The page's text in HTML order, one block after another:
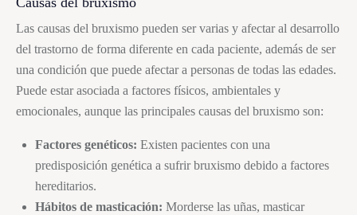
Las causas del bruxismo pueden ser varias y afectar al desarrollo
del trastorno de forma diferente en cada paciente, además de ser
una condición que puede afectar a personas de todas las edades.
Puede estar asociada a factores físicos, ambientales y
emocionales, aunque las principales causas del bruxismo son:
Factores genéticos: Existen pacientes con una
predisposición genética a sufrirbruxismo debido a factores
hereditarios.
Hábitos de masticación: Morderse las uñas, masticar